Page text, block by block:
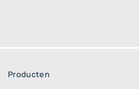
Producten